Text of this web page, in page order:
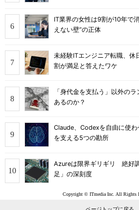
IT業界の女性は9割が10年で
えない壁”の正体
未経験ITエンジニア転職、
割が満足と答えたワケ
「身代金を支払う」以外の
あるのか？
Claude、Codexを自由に使
を支える5つの勘所
Azureは限界ギリギリ 絶好
足」の深刻度
Copyright © ITmedia Inc. All Rights